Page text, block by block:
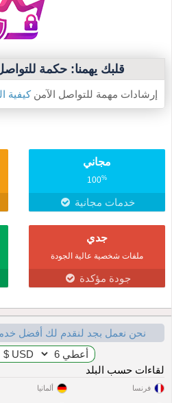
قلبك يهمنا: حكمة
إرشادات مهمة للتواصل الآمنكيفية
مجاني
100%
خدمات مجانية
جدي
ملفات شخصية عالية الجودة
جودة مؤكدة
نحن نعمل بجد لنقدم لك أفضل
لقاءات حسب البلد
فرنسا ألمانيا